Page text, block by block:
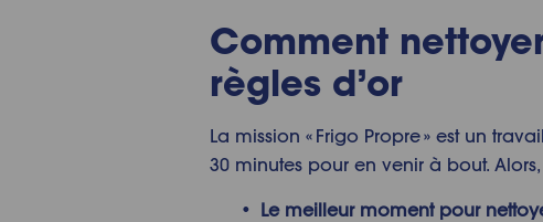
Comment
règles d’or
La mission « Frigo Propre » est un
30 minutes pour en venir à bout. Alors,
Le meilleur moment pour